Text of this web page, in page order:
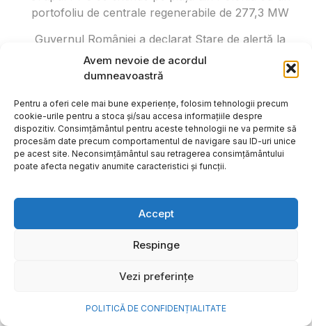
Avem nevoie de acordul
dumneavoastră
Pentru a oferi cele mai bune experiențe, folosim tehnologii precum
cookie-urile pentru a stoca și/sau accesa informațiile despre
dispozitiv. Consimțământul pentru aceste tehnologii ne va permite să
procesăm date precum comportamentul de navigare sau ID-uri unice
pe acest site. Neconsimțământul sau retragerea consimțământului
poate afecta negativ anumite caracteristici și funcții.
Accept
Respinge
Vezi preferințe
POLITICĂ DE CONFIDENȚIALITATE
portofoliu de centrale regenerabile de 277,3 MW
Guvernul României a declarat Stare de alertă la
nivel național în energia electrică
Kaufland și Monster Energy au adus în România
monopostul de Formula 1 al campionului mondial
Lando Norris. Unde și până când poate fi văzut
acesta
200 de studenți cu media 10 în sesiunea de vară
vor primi abonamente General Access gratuite la
Xiaomi lansează seria Xiaomi SkyNomad: un SUV